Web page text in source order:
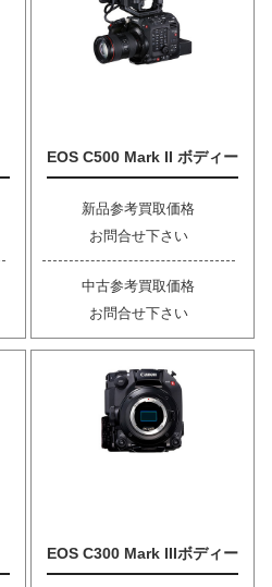
EOS C500 Mark II ボディー
新品参考買取価格
お問合せ下さい
中古参考買取価格
お問合せ下さい
EOS C300 Mark IIIボディー